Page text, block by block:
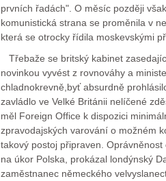
prvních řadách". O měsíc později
komunistická strana se proměnila v
která se otrocky řídila moskevskými
Třebaže se britský kabinet
novinkou vyvést z rovnováhy a
chladnokrevně,byť absurdně
zavládlo ve Velké Británii nelíčené
měl Foreign Office k dispozici
zpravodajských varování o možném
takový postoj připraven.
na úkor Polska, prokázal londýnský
zaměstnanec německého